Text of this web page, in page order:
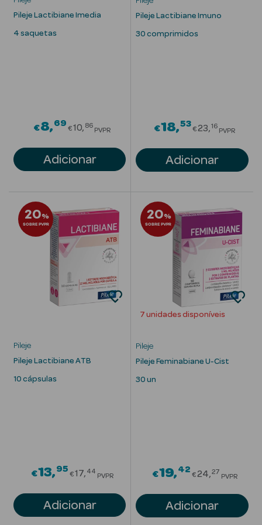
Solares com
Necessidades
Acne
Celulite
Cicatrizes
Eczema
Estrias
Papos e
Pele Seca
Vermelhidão
Pileje Lactibiane Imedia
4 saquetas
€8 69Price reduced from
€10 86
PVPR
Adicionar
Pileje Lactibiane Imuno
30 comprimidos
€18 53Price
€23 16
PVPR
Adicionar
20%
SOBRE PVPR
Pileje
Pileje Lactibiane ATB
10 cápsulas
€13 95Price reduced from
€17 44
PVPR
Adicionar
20%
SOBRE PVPR
7 unidades disponíveis
Pileje
Pileje Feminabiane U-Cist
30 un
€19 42Price
€24 27
PVPR
Adicionar